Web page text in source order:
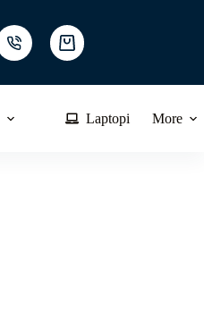
Shopping
cart
Laptopi More